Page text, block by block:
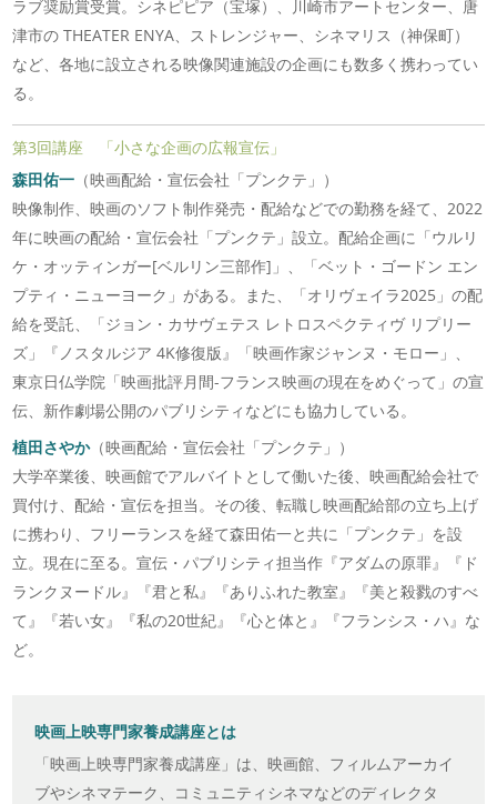
ラブ奨励賞受賞。シネピピア（宝塚）、川崎市アートセンター、唐
津市の THEATER ENYA、ストレンジャー、シネマリス（神保町）
など、各地に設立される映像関連施設の企画にも数多く携わってい
る。
第3回講座 「小さな企画の広報宣伝」
森田佑一 （映画配給・宣伝会社「プンクテ」）
映像制作、映画のソフト制作発売・配給などでの勤務を経て、2022
年に映画の配給・宣伝会社「プンクテ」設立。配給企画に「ウルリ
ケ・オッティンガー[ベルリン三部作]」、「ベット・ゴードン エン
プティ・ニューヨーク」がある。また、「オリヴェイラ2025」の配
給を受託、「ジョン・カサヴェテス レトロスペクティヴ リプリー
ズ」『ノスタルジア 4K修復版』「映画作家ジャンヌ・モロー」、
東京日仏学院「映画批評月間-フランス映画の現在をめぐって」の宣
伝、新作劇場公開のパブリシティなどにも協力している。
植田さやか（映画配給・宣伝会社「プンクテ」）
大学卒業後、映画館でアルバイトとして働いた後、映画配給会社で
買付け、配給・宣伝を担当。その後、転職し映画配給部の立ち上げ
に携わり、フリーランスを経て森田佑一と共に「プンクテ」を設
立。現在に至る。宣伝・パブリシティ担当作『アダムの原罪』『ド
ランクヌードル』『君と私』『ありふれた教室』『美と殺戮のすべ
て』『若い女』『私の20世紀』『心と体と』『フランシス・ハ』な
ど。
映画上映専門家養成講座とは
「映画上映専門家養成講座」は、映画館、フィルムアーカイ
ブやシネマテーク、コミュニティシネマなどのディレクタ